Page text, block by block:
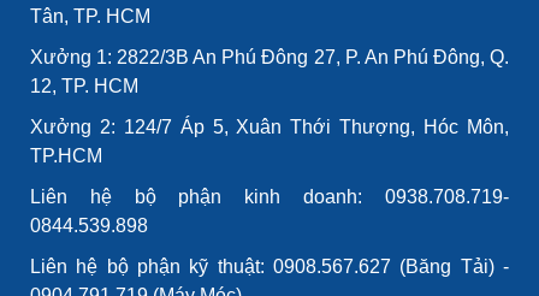
Tân, TP. HCM
Xưởng 1: 2822/3B An Phú Đông 27, P. An Phú Đông, Q.
12, TP. HCM
Xưởng 2: 124/7 Áp 5, Xuân Thới Thượng, Hóc Môn,
TP.HCM
Liên hệ bộ phận kinh doanh: 0938.708.719-
0844.539.898
Liên hệ bộ phận kỹ thuật: 0908.567.627 (Băng Tải) -